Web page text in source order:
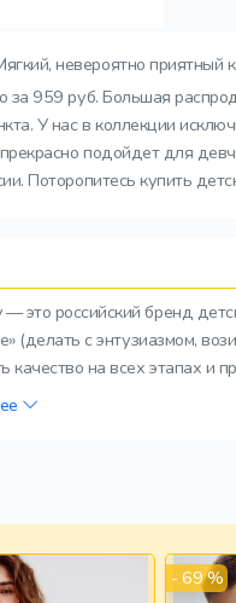
невероятно приятный
за 959 руб. Большая
У нас в коллекции
подойдет для
Поторопитесь купить
— это российский бренд
(делать с энтузиазмом,
качество на всех этапах и
- 69 %